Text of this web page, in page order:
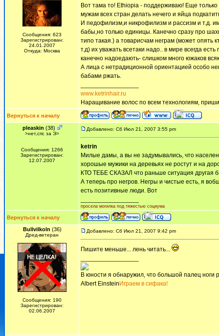
Сообщения: 623
Зарегистрирован:
24.01.2007
Откуда: Москва
Вот тама то! Ethiopia - поддерживаю! Еще
мужам всех стран делать нечего и яйца
И педофилизм,и никрофилизм и рассизм и т.д.
бабы,но только единицы. Канечно сразу про
типо такая.) а товарисчам неграм (может опять
т.д) их уважать всетаки надо.. в мире всегда
канечно надоедають- слишком много южаков
А лица с нетрадиционной ориентацией особо
бабами ржать.
www.ketrinhair.ru
Наращивание волос по всем технологиям,
Вернуться к началу
pleaskin (38)
>нет,спс за Э>
Сообщения: 1266
Зарегистрирован:
12.07.2007
Добавлено: Сб Июл 21, 2007 3:55 pm
ketrin
Милые дамы, а вы не задумывались, что
хорошые мужики на деревьях не ростут и на
КТО ТЕБЕ СКАЗАЛ что раньше ситуация другая
А теперь про негров. Негры и чистые есть, я
есть позитивные люди. Вот
просела могилка под тяжестью социума
Вернуться к началу
Bullvilkoln (36)
Дред-ветеран
Сообщения: 190
Зарегистрирован:
02.06.2007
Добавлено: Сб Июл 21, 2007 9:42 pm
Пишите меньше... лень читать...
В юности я обнаружил, что большой палец ноги
Albert Einstein Играем в сифака!